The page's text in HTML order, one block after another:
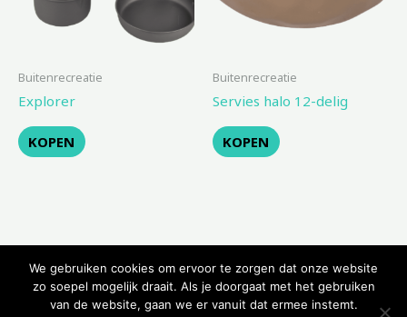
Buitenrecreatie
Explorer
KOPEN
Buitenrecreatie
Servies halo 12-delig
KOPEN
We gebruiken cookies om ervoor te zorgen dat onze website
zo soepel mogelijk draait. Als je doorgaat met het gebruiken
van de website, gaan we er vanuit dat ermee instemt.